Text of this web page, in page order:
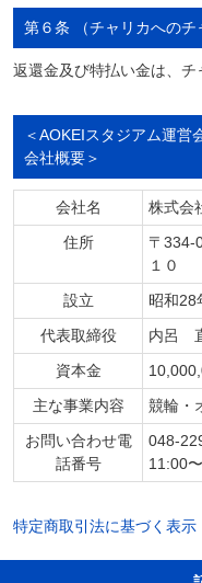
第６条 （チャリカへのチ
返還金及び特払い金は、チ
＜AOKEIスタジアム運
会社概要＞
会社名
株式会
住所
〒334-
１０
設立
昭和28
代表取締役
内呂
資本金
主な事業内容
競輪・
お問い合わせ電
話番号
048-
11:00
特定商取引法に基づく表示